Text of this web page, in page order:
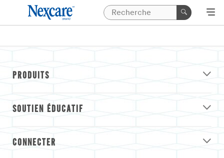
PRODUITS
SOUTIEN ÉDUCATIF
CONNECTER